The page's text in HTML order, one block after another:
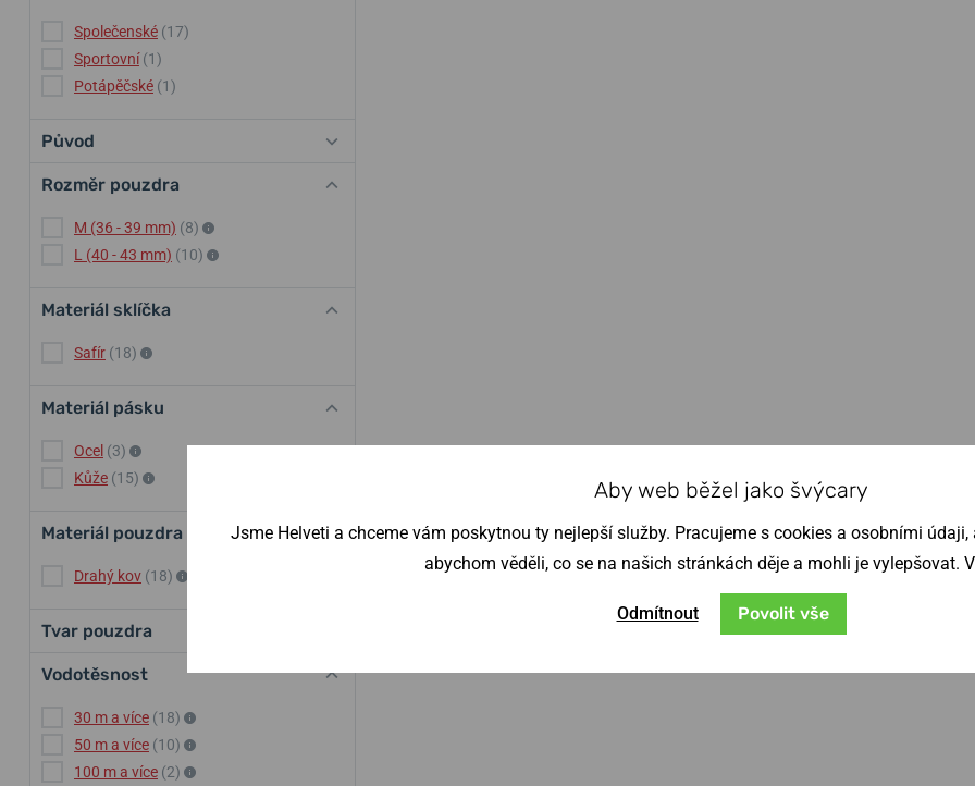
Společenské (17)
Sportovní (1)
Potápěčské (1)
Původ
Rozměr pouzdra
M (36 - 39 mm) (8)
L (40 - 43 mm) (10)
Materiál sklíčka
Safír (18)
Materiál pásku
Ocel (3)
Kůže (15)
Materiál pouzdra
Drahý kov (18)
Tvar pouzdra
Vodotěsnost
30 m a více (18)
50 m a více (10)
100 m a více (2)
Aby web běžel jako švýcary
Jsme Helveti a chceme vám poskytnou ty nejlepší služby. Pracujeme s cookies a osobními
abychom věděli, co se na našich stránkách děje a mohli je vylepšovat.
Odmítnout Povolit vše